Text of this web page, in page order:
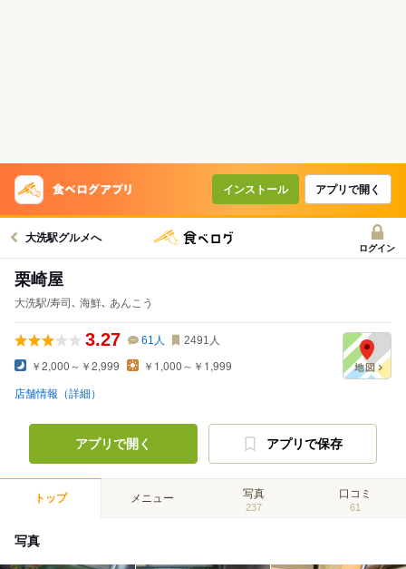
インストール アプリで開く
大洗駅グルメへ
ログイン
栗崎屋
大洗駅/寿司､ 海鮮､ あんこう
3.27 61 人 2491 人
￥2,000～￥2,999 ￥1,000～￥1,999
店舗情報（詳細）
アプリで開く アプリで保存
トップ メニュー 写真
237
口コミ
61
写真